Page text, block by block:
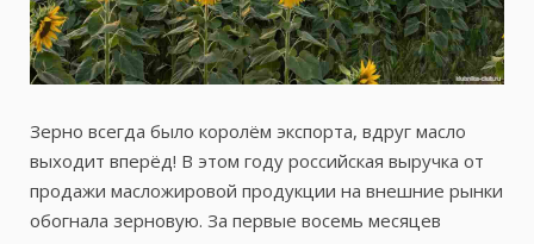
Зерно всегда было королём экспорта, вдруг масло
выходит вперёд! В этом году российская выручка от
продажи масложировой продукции на внешние рынки
обогнала зерновую. За первые восемь месяцев